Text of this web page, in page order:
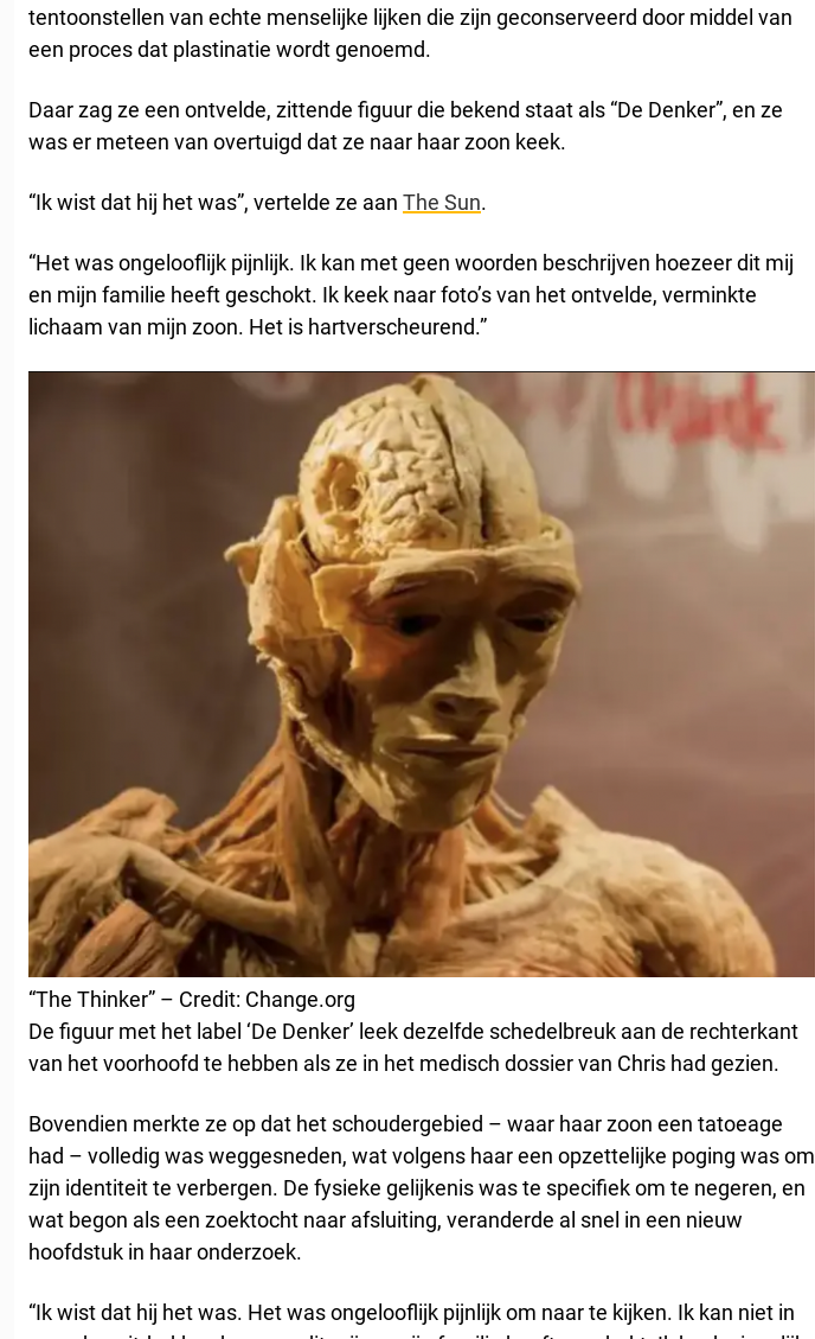
tentoonstellen van echte menselijke lijken die zijn geconserveerd door middel van
een proces dat plastinatie wordt genoemd.
Daar zag ze een ontvelde, zittende figuur die bekend staat als “De Denker”, en ze
was er meteen van overtuigd dat ze naar haar zoon keek.
“Ik wist dat hij het was”, vertelde ze aan The Sun.
“Het was ongelooflijk pijnlijk. Ik kan met geen woorden beschrijven hoezeer dit mij
en mijn familie heeft geschokt. Ik keek naar foto’s van het ontvelde, verminkte
lichaam van mijn zoon. Het is hartverscheurend.”
“The Thinker” – Credit: Change.org
De figuur met het label ‘De Denker’ leek dezelfde schedelbreuk aan de rechterkant
van het voorhoofd te hebben als ze in het medisch dossier van Chris had gezien.
Bovendien merkte ze op dat het schoudergebied – waar haar zoon een tatoeage
had – volledig was weggesneden, wat volgens haar een opzettelijke poging was om
zijn identiteit te verbergen. De fysieke gelijkenis was te specifiek om te negeren, en
wat begon als een zoektocht naar afsluiting, veranderde al snel in een nieuw
hoofdstuk in haar onderzoek.
“Ik wist dat hij het was. Het was ongelooflijk pijnlijk om naar te kijken. Ik kan niet in